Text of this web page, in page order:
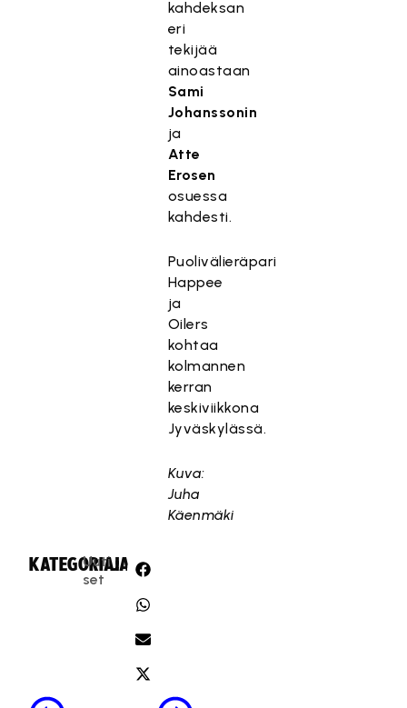
kahdeksan
eri
tekijää
ainoastaan
Sami
Johanssonin
ja
Atte
Erosen
osuessa
kahdesti.
Puolivälieräpari
Happee
ja
Oilers
kohtaa
kolmannen
kerran
keskiviikkona
Jyväskylässä.
Kuva:
Juha
Käenmäki
KATEGORIA:
Uuti
set
JAA: